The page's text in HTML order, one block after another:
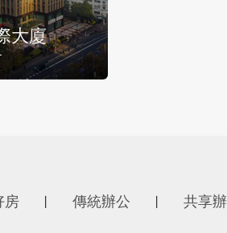
大廈
房 傳統辦公 共享